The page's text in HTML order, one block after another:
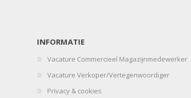
INFORMATIE
Vacature Commercieel Magazijnmedewerker
Vacature Verkoper/Vertegenwoordiger
Privacy & cookies